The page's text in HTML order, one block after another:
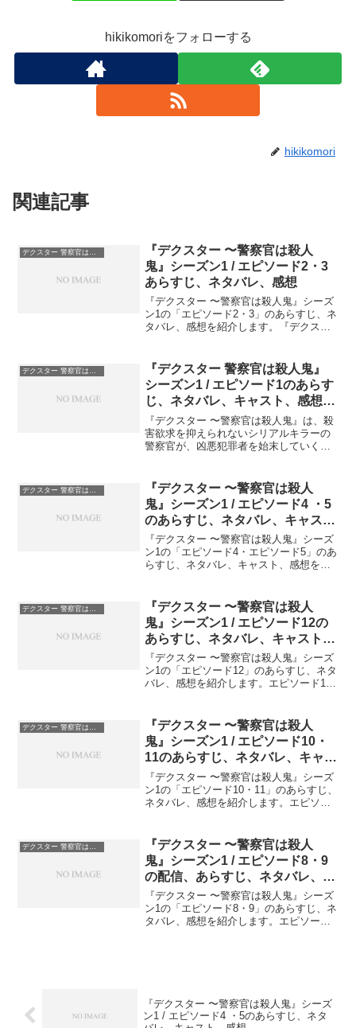
hikikomoriをフォローする
hikikomori
関連記事
デクスター 警察官は殺人鬼
『デクスター 〜警察官は殺人
鬼』シーズン1 / エピソード2・3
あらすじ、ネタバレ、感想
『デクスター 〜警察官は殺人鬼』シーズ
ン1の「エピソード2・3」のあらすじ、ネ
タバレ、感想を紹介します。『デクスタ
ートに残したバービー人形を調べ、手の
指の爪の塗...
デクスター 警察官は殺人鬼
『デクスター 警察官は殺人鬼』
シーズン1 / エピソード1のあらす
じ、ネタバレ、キャスト、感想、
配信
『デクスター 〜警察官は殺人鬼』は、殺
害欲求を抑えられないシリアルキラーの
警察官が、凶悪犯罪者を始末していくと
「エピソード1」を紹介します。『デクス
ター 警察官は殺人鬼...
『デクスター 〜警察官は殺人
鬼』シーズン1 / エピソード4 ・5
のあらすじ、ネタバレ、キャス
ト、感想
『デクスター 〜警察官は殺人鬼』シーズ
ン1の「エピソード4・エピソード5」のあ
らすじ、ネタバレ、キャスト、感想を紹
浜辺で見つかった切断された手はトニ
ー・トゥッチの...
デクスター 警察官は殺人鬼
『デクスター 〜警察官は殺人
鬼』シーズン1 / エピソード12の
あらすじ、ネタバレ、キャスト、
感想
『デクスター 〜警察官は殺人鬼』シーズ
ン1の「エピソード12」のあらすじ、ネタ
バレ、感想を紹介します。エピソード12
12のあらすじデクスターはルディがアイ
スト...
デクスター 警察官は殺人鬼
『デクスター 〜警察官は殺人
鬼』シーズン1 / エピソード10・
11のあらすじ、ネタバレ、キャス
ト、感想
『デクスター 〜警察官は殺人鬼』シーズ
ン1の「エピソード10・11」のあらすじ、
ネタバレ、感想を紹介します。エピソー
あることが判明し始めます。『デクスタ
ー 警察官は...
『デクスター 〜警察官は殺人
鬼』シーズン1 / エピソード8・9
の配信、あらすじ、ネタバレ、キ
ャスト、感想
『デクスター 〜警察官は殺人鬼』シーズ
ン1の「エピソード8・9」のあらすじ、ネ
タバレ、感想を紹介します。エピソード8
『デクスター 〜警察官は殺人鬼』シーズ
ン1 / エピソード4 ・5のあらすじ、ネタ